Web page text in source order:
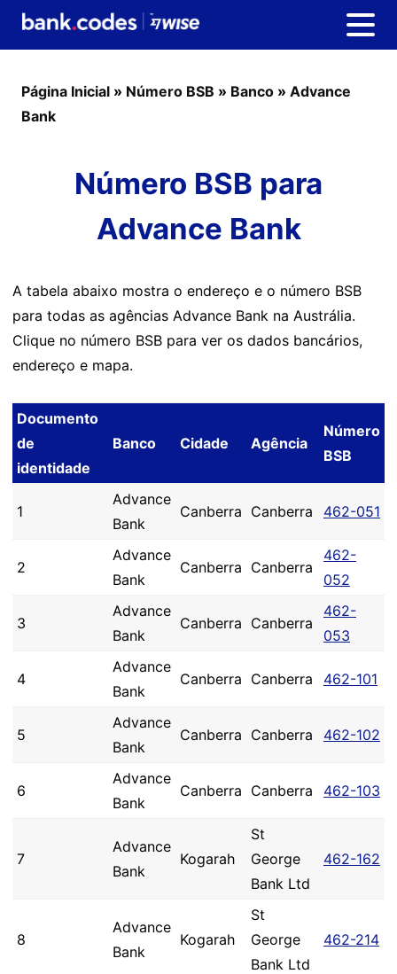
Página Inicial » Número BSB » Banco » Advance
Bank
Número BSB para
Advance Bank
A tabela abaixo mostra o endereço e o número BSB
para todas as agências Advance Bank na Austrália.
Clique no número BSB para ver os dados bancários,
endereço e mapa.
Documento
de
identidade
Banco Cidade Agência
Número
BSB
1
Advance
Bank
Canberra Canberra 462-051
2
Advance
Bank
Canberra Canberra
462-
052
3
Advance
Bank
Canberra Canberra
462-
053
4
Advance
Bank
Canberra Canberra 462-101
5
Advance
Bank
Canberra Canberra 462-102
6
Advance
Bank
Canberra Canberra 462-103
7
Advance
Bank
Kogarah
St
George
Bank Ltd
462-162
8
Advance
Bank
Kogarah
St
George
Bank Ltd
462-214